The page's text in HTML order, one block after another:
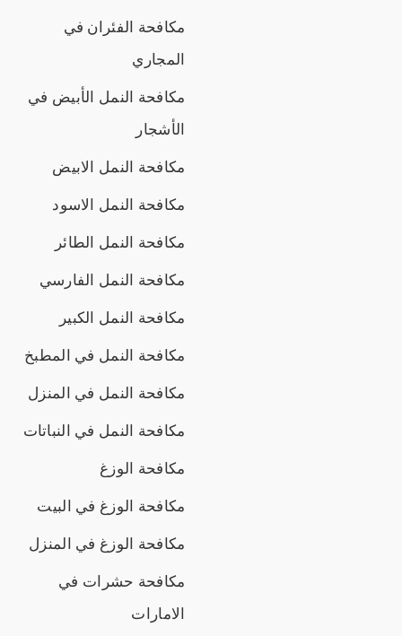
مكافحة الفئران في
المجاري
مكافحة النمل الأبيض في
الأشجار
مكافحة النمل الابيض
مكافحة النمل الاسود
مكافحة النمل الطائر
مكافحة النمل الفارسي
مكافحة النمل الكبير
مكافحة النمل في المطبخ
مكافحة النمل في المنزل
مكافحة النمل في النباتات
مكافحة الوزغ
مكافحة الوزغ في البيت
مكافحة الوزغ في المنزل
مكافحة حشرات في
الامارات